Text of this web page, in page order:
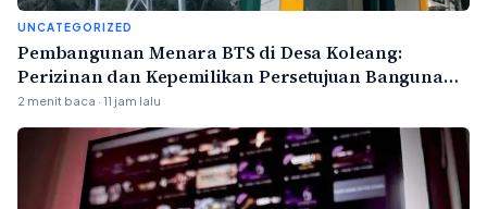
UNCATEGORIZED
Pembangunan Menara BTS di Desa Koleang:
Perizinan dan Kepemilikan Persetujuan Bangunan
Gedung (PBG)
2 menit baca · 11 jam lalu